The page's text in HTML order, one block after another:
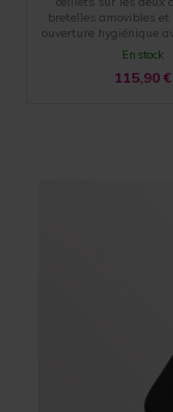
bretelles amovibles
ouverture hygiénique
par agrafes et
En stock
115,90 €